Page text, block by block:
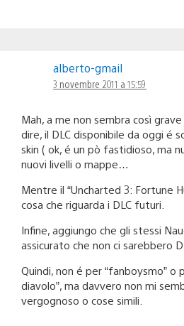
alberto-gmail
3 novembre 2011 a 15:59
Mah, a me non sembra così
dire, il DLC disponibile da oggi é
skin ( ok, é un pò fastidioso, ma
nuovi livelli o mappe…
Mentre il “Uncharted 3: Fortune
cosa che riguarda i DLC futuri.
Infine, aggiungo che gli stessi
assicurato che non ci sarebbero
Quindi, non é per “fanboysmo” o
diavolo”, ma davvero non mi
vergognoso o cose simili.